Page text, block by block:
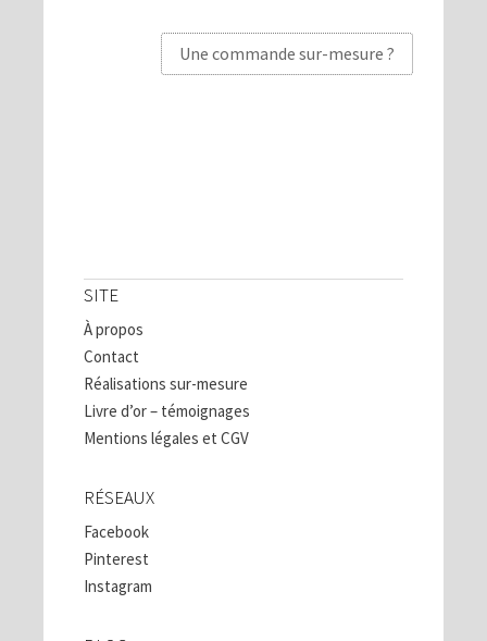
Une commande sur-mesure ?
SITE
À propos
Contact
Réalisations sur-mesure
Livre d’or – témoignages
Mentions légales et CGV
RÉSEAUX
Facebook
Pinterest
Instagram